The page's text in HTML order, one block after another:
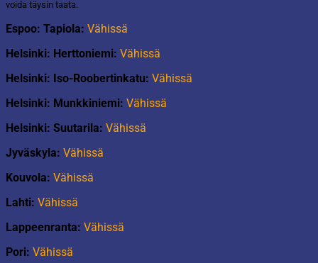
voida täysin taata.
Espoo: Tapiola: Vähissä
Helsinki: Herttoniemi: Vähissä
Helsinki: Iso-Roobertinkatu: Vähissä
Helsinki: Munkkiniemi: Vähissä
Helsinki: Suutarila: Vähissä
Jyväskyla: Vähissä
Kouvola: Vähissä
Lahti: Vähissä
Lappeenranta: Vähissä
Pori: Vähissä